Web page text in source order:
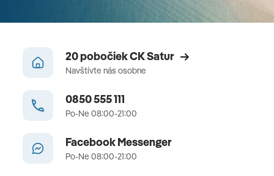
20 pobočiek CK Satur
Navštívte nás osobne
0850 555 111
Po-Ne 08:00-21:00
Facebook Messenger
Po-Ne 08:00-21:00